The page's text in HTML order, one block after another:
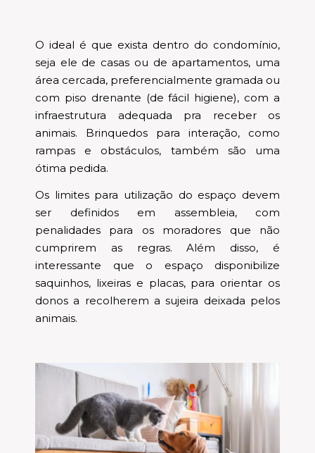
O ideal é que exista dentro do condomínio,
seja ele de casas ou de apartamentos, uma
área cercada, preferencialmente gramada ou
com piso drenante (de fácil higiene), com a
infraestrutura adequada pra receber os
animais. Brinquedos para interação, como
rampas e obstáculos, também são uma
ótima pedida.
Os limites para utilização do espaço devem
ser definidos em assembleia, com
penalidades para os moradores que não
cumprirem as regras. Além disso, é
interessante que o espaço disponibilize
saquinhos, lixeiras e placas, para orientar os
donos a recolherem a sujeira deixada pelos
animais.